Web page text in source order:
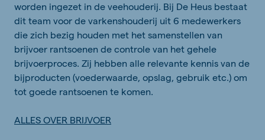
worden ingezet in de veehouderij. Bij De Heus bestaat
dit team voor de varkenshouderij uit 6 medewerkers
die zich bezig houden met het samenstellen van
brijvoer rantsoenen de controle van het gehele
brijvoerproces. Zij hebben alle relevante kennis van de
bijproducten (voederwaarde, opslag, gebruik etc.) om
tot goede rantsoenen te komen.
ALLES OVER BRIJVOER